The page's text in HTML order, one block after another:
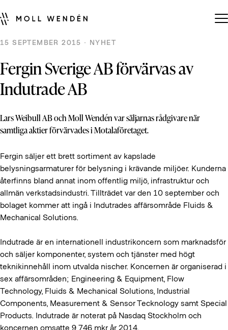
15 SEPTEMBER 2015 · NYHET
Fergin Sverige AB förvärvas av
Indutrade AB
Lars Weibull AB och Moll Wendén var säljarnas rådgivare när
samtliga aktier förvärvades i Motalaföretaget.
Fergin säljer ett brett sortiment av kapslade
belysningsarmaturer för belysning i krävande miljöer. Kunderna
återfinns bland annat inom offentlig miljö, infrastruktur och
allmän verkstadsindustri. Tillträdet var den 10 september och
bolaget kommer att ingå i Indutrades affärsområde Fluids &
Mechanical Solutions.
Indutrade är en internationell industrikoncern som marknadsför
och säljer komponenter, system och tjänster med högt
teknikinnehåll inom utvalda nischer. Koncernen är organiserad i
sex affärsområden; Engineering & Equipment, Flow
Technology, Fluids & Mechanical Solutions, Industrial
Components, Measurement & Sensor Tecknology samt Special
Products. Indutrade är noterat på Nasdaq Stockholm och
koncernen omsatte 9 746 mkr år 2014.